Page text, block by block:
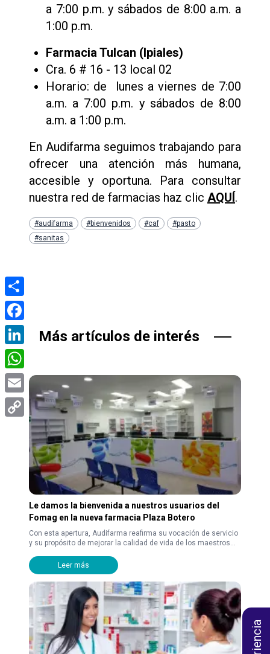
a 7:00 p.m. y sábados de 8:00 a.m. a
1:00 p.m.
Farmacia Tulcan (Ipiales)
Cra. 6 # 16 - 13 local 02
Horario: de lunes a viernes de 7:00
a.m. a 7:00 p.m. y sábados de 8:00
a.m. a 1:00 p.m.
En Audifarma seguimos trabajando para
ofrecer una atención más humana,
accesible y oportuna. Para consultar
nuestra red de farmacias haz clic AQUÍ.
#audifarma #bienvenidos #caf
#pasto
#sanitas
Más artículos de interés
Le damos la bienvenida a nuestros usuarios del
Fomag en la nueva farmacia Plaza Botero
Con esta apertura, Audifarma reafirma su vocación de servicio
y su propósito de mejorar la calidad de vida de los maestros...
Leer más
Compartir
Facebook
LinkedIn
WhatsApp
Email